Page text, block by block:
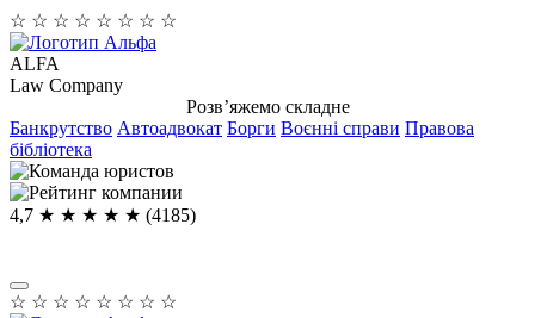
☆ ☆ ☆ ☆ ☆ ☆ ☆ ☆
ALFA
Law Company
Розв’яжемо складне
Банкрутство Автоадвокат Борги Воєнні справи Правова
бібліотека
4,7 ★ ★ ★ ★ ★ (4185)
☆ ☆ ☆ ☆ ☆ ☆ ☆ ☆